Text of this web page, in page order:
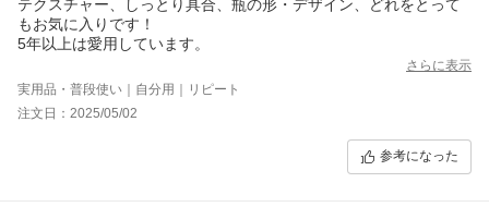
テクスチャー、しっとり具合、瓶の形・デザイン、どれをとって
もお気に入りです！
5年以上は愛用しています。
さらに表示
実用品・普段使い｜自分用｜リピート
注文日：2025/05/02
参考になった